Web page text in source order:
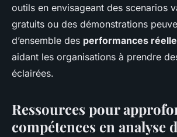
outils en envisageant des scenarios
gratuits ou des démonstrations
d’ensemble des performances
aidant les organisations à prendre
éclairées.
Ressources pour
compétences en analyse